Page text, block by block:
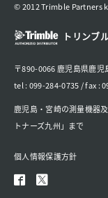
© 2012 Trimble Partners
トリンブ
〒890-0066 鹿児島県鹿児
tel : 099-284-0735 / fax :
鹿児島・宮崎の測量機器
トナーズ九州」まで
個人情報保護方針